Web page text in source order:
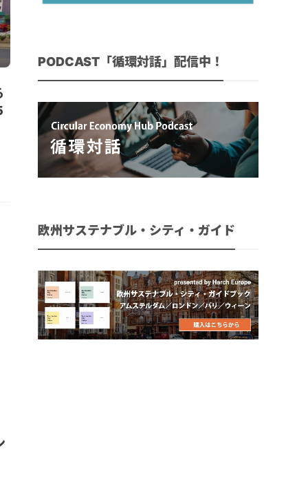
PODCAST「循環対話」配信中！
欧州サステナブル・シティ・ガイド